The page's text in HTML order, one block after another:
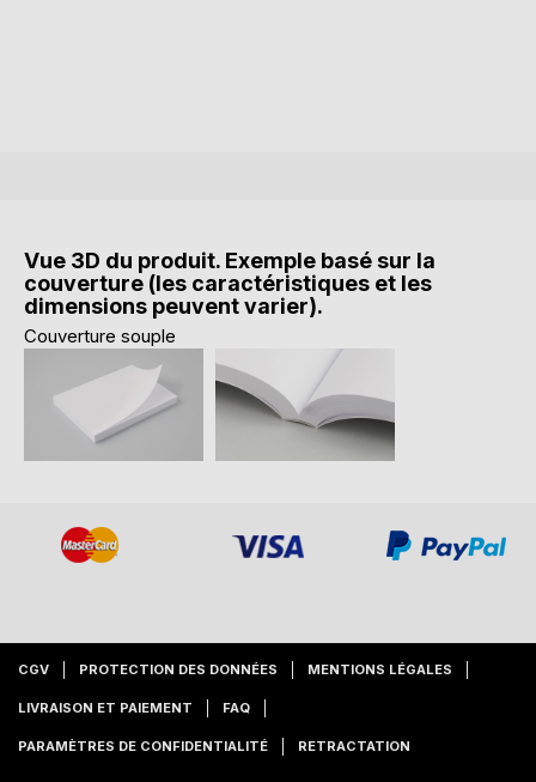
Vue 3D du produit. Exemple basé sur la
couverture (les caractéristiques et les
dimensions peuvent varier).
Couverture souple
CGV PROTECTION DES DONNÉES MENTIONS LÉGALES
LIVRAISON ET PAIEMENT FAQ
PARAMÈTRES DE CONFIDENTIALITÉ RETRACTATION